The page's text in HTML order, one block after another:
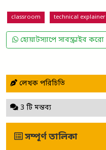
classroom technical explainer
হোয়াটস্যাপে সাবস্ক্রাইব করো
লেখক পরিচিতি
3 টি মন্তব্য
সম্পূর্ণ তালিকা